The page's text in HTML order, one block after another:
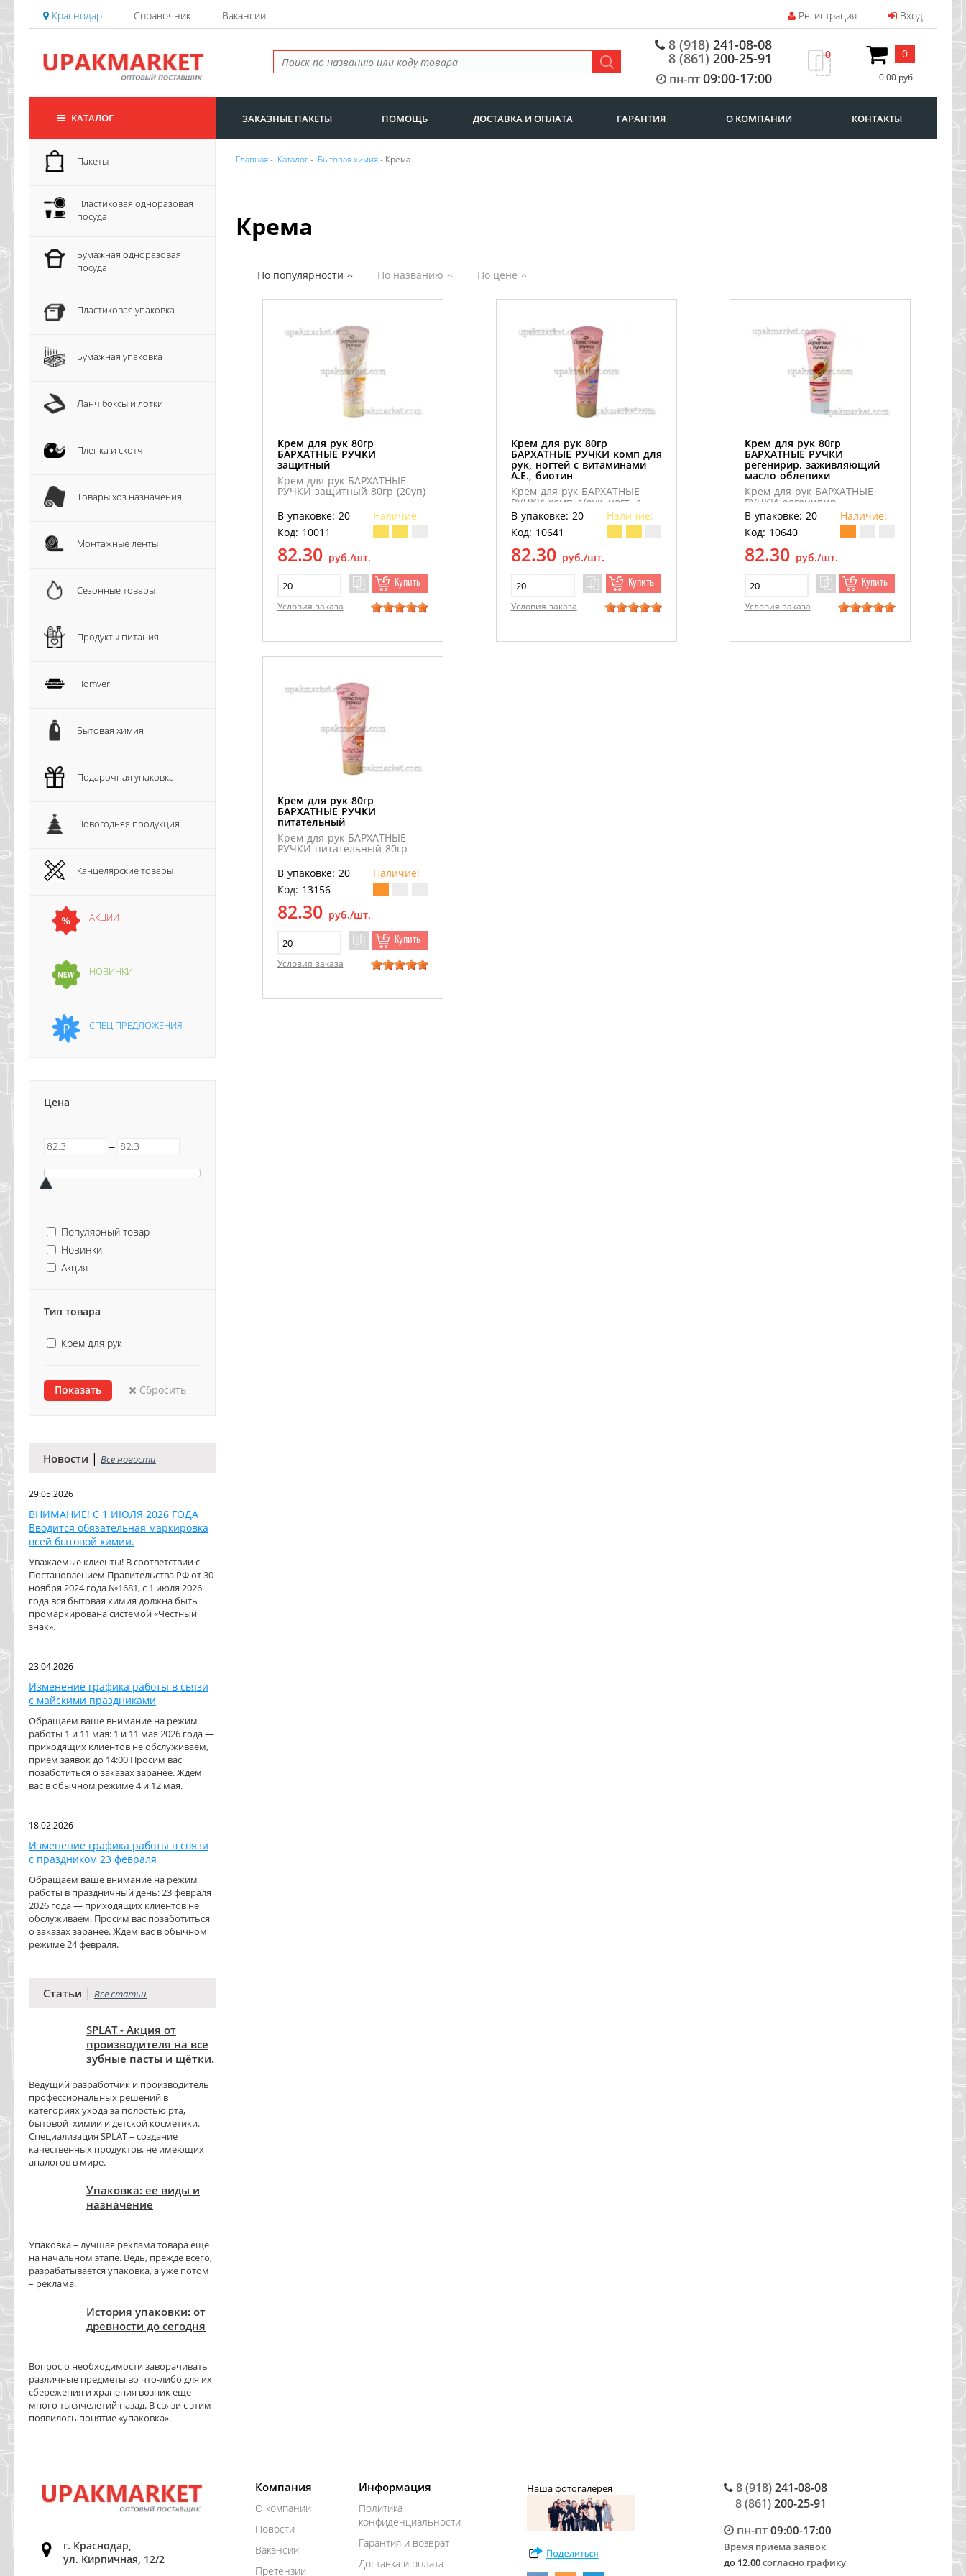
Краснодар Справочник Вакансии Регистрация Вход
8 (918) 241-08-08
8 (861) 200-25-91
пн-пт09:00-17:00
0 0
0.00 руб.
КАТАЛОГ ЗАКАЗНЫЕ ПАКЕТЫ ПОМОЩЬ ДОСТАВКА И ОПЛАТА ГАРАНТИЯ О КОМПАНИИ КОНТАКТЫ
Пакеты
Пластиковая одноразовая
посуда
Бумажная одноразовая
посуда
Пластиковая упаковка
Бумажная упаковка
Ланч боксы и лотки
Пленка и скотч
Товары хоз назначения
Монтажные ленты
Сезонные товары
Продукты питания
Homver
Бытовая химия
Подарочная упаковка
Новогодняя продукция
Канцелярские товары
АКЦИИ
НОВИНКИ
СПЕЦ ПРЕДЛОЖЕНИЯ
Цена
─
Популярный товар
Новинки
Акция
Тип товара
Крем для рук
Сбросить
Новости | Все новости
29.05.2026
ВНИМАНИЕ! С 1 ИЮЛЯ 2026 ГОДА
Вводится обязательная маркировка
всей бытовой химии.
Уважаемые клиенты! В соответствии с
Постановлением Правительства РФ от 30
ноября 2024 года №1681, с 1 июля 2026
года вся бытовая химия должна быть
промаркирована системой «Честный
знак».
23.04.2026
Изменение графика работы в связи
с майскими праздниками
Обращаем ваше внимание на режим
работы 1 и 11 мая: 1 и 11 мая 2026 года —
приходящих клиентов не обслуживаем,
прием заявок до 14:00 Просим вас
позаботиться о заказах заранее. Ждем
вас в обычном режиме 4 и 12 мая.
18.02.2026
Изменение графика работы в связи
с праздником 23 февраля
Обращаем ваше внимание на режим
работы в праздничный день: 23 февраля
2026 года — приходящих клиентов не
обслуживаем. Просим вас позаботиться
о заказах заранее. Ждем вас в обычном
режиме 24 февраля.
Статьи | Все статьи
SPLAT - Акция от
производителя на все
зубные пасты и щётки.
Ведущий разработчик и производитель
профессиональных решений в
категориях ухода за полостью рта,
бытовой химии и детской косметики.
Специализация SPLAT – создание
качественных продуктов, не имеющих
аналогов в мире.
Упаковка: ее виды и
назначение
Упаковка – лучшая реклама товара еще
на начальном этапе. Ведь, прежде всего,
разрабатывается упаковка, а уже потом
– реклама.
История упаковки: от
древности до сегодня
Вопрос о необходимости заворачивать
различные предметы во что-либо для их
сбережения и хранения возник еще
много тысячелетий назад. В связи с этим
появилось понятие «упаковка».
Главная- Каталог- Бытовая химия- Крема
Крема
По популярности По названию По цене
Крем для рук 80гр
БАРХАТНЫЕ РУЧКИ
защитный
Крем для рук БАРХАТНЫЕ
РУЧКИ защитный 80гр (20уп)
В упаковке: 20
Наличие:
Код: 10011
82.30 руб./шт.
Купить
Условия заказа
Крем для рук 80гр
БАРХАТНЫЕ РУЧКИ комп для
рук, ногтей с витаминами
А.Е., биотин
Крем для рук БАРХАТНЫЕ
РУЧКИ комп д/рук, ногт. с
вит. А.Е., биотин 80гр
В упаковке: 20
Наличие:
Код: 10641
82.30 руб./шт.
Купить
Условия заказа
Крем для рук 80гр
БАРХАТНЫЕ РУЧКИ
регенирир. заживляющий
масло облепихи
Крем для рук БАРХАТНЫЕ
РУЧКИ регенирир.
заживляющий масло
облепихи 80гр
В упаковке: 20
Наличие:
Код: 10640
82.30 руб./шт.
Купить
Условия заказа
Крем для рук 80гр
БАРХАТНЫЕ РУЧКИ
питательный
Крем для рук БАРХАТНЫЕ
РУЧКИ питательный 80гр
В упаковке: 20
Наличие:
Код: 13156
82.30 руб./шт.
Купить
Условия заказа
г. Краснодар,
ул. Кирпичная, 12/2
Компания
О компании
Новости
Вакансии
Претензии
Информация
Политика
конфиденциальности
Гарантия и возврат
Доставка и оплата
Наша фотогалерея 8 (918)241-08-08
8 (861)200-25-91
пн-пт09:00-17:00
Время приема заявок
до 12.00согласно графику